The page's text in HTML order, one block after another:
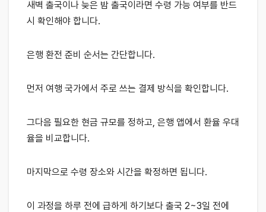
새벽 출국이나 늦은 밤 출국이라면 수령 가능 여부를 반드
시 확인해야 합니다.
은행 환전 준비 순서는 간단합니다.
먼저 여행 국가에서 주로 쓰는 결제 방식을 확인합니다.
그다음 필요한 현금 규모를 정하고, 은행 앱에서 환율 우대
율을 비교합니다.
마지막으로 수령 장소와 시간을 확정하면 됩니다.
이 과정을 하루 전에 급하게 하기보다 출국 2~3일 전에